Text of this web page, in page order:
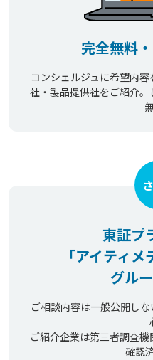
完全無料
コンシェルジュに希望内
社・製品提供社をご紹介
東証プ
「アイティメ
グル
ご相談内容は一般公開し
ご紹介企業は第三者調査
確認